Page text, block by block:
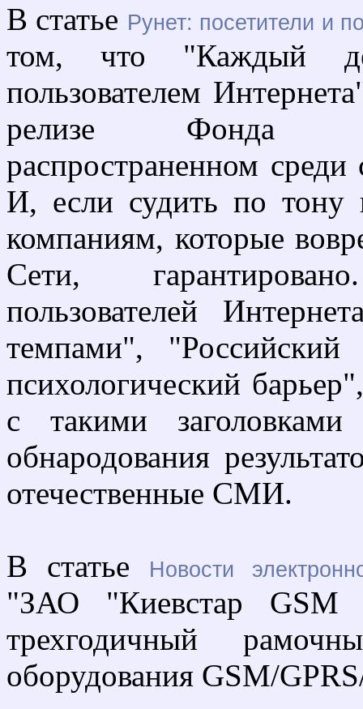
В статье Рунет: посетители и
том, что "Каждый
пользователем
релизе Фонда
распространенном
И, если судить по тону
компаниям, которые
Сети,
пользователей
темпами",
психологический
с такими
обнародования
отечественные СМИ.
В статье Новости
"ЗАО "Киевстар GSM
трехгодичный
оборудования GSM/